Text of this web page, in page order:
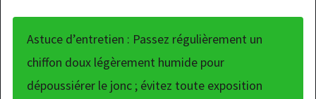
Astuce d’entretien : Passez régulièrement un
chiffon doux légèrement humide pour
dépoussiérer le jonc ; évitez toute exposition